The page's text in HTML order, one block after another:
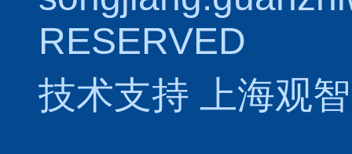
RESERVED
技术支持
上海观